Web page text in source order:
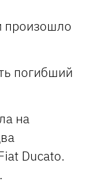
произошло
на
Ducato.